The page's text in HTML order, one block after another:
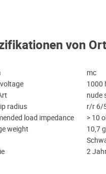
von
mc
1000
nude
radius
r/r 6/
load impedance
> 10
weight
10,7
2